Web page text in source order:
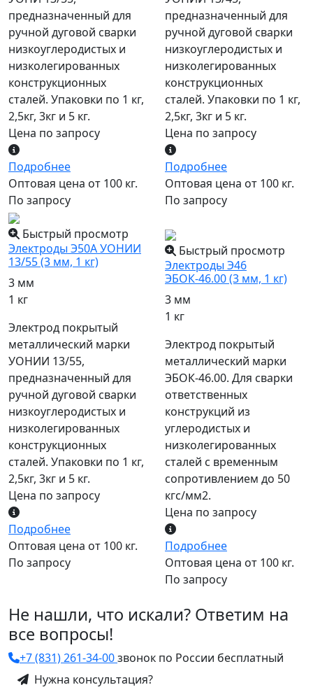
предназначенный для
ручной дуговой сварки
низкоуглеродистых и
низколегированных
конструкционных
сталей. Упаковки по 1 кг,
2,5кг, 3кг и 5 кг.
Цена по запросу
Подробнее
Оптовая цена от 100 кг.
По запросу
предназначенный для
ручной дуговой сварки
низкоуглеродистых и
низколегированных
конструкционных
сталей. Упаковки по 1 кг,
2,5кг, 3кг и 5 кг.
Цена по запросу
Подробнее
Оптовая цена от 100 кг.
По запросу
Быстрый просмотр
Электроды Э50А УОНИИ
13/55 (3 мм, 1 кг)
3 мм
1 кг
Электрод покрытый
металлический марки
УОНИИ 13/55,
предназначенный для
ручной дуговой сварки
низкоуглеродистых и
низколегированных
конструкционных
сталей. Упаковки по 1 кг,
2,5кг, 3кг и 5 кг.
Цена по запросу
Подробнее
Оптовая цена от 100 кг.
По запросу
Быстрый просмотр
Электроды Э46
ЭБОК-46.00 (3 мм, 1 кг)
3 мм
1 кг
Электрод покрытый
металлический марки
ЭБОК-46.00. Для сварки
ответственных
конструкций из
углеродистых и
низколегированных
сталей с временным
сопротивлением до 50
кгс/мм2.
Цена по запросу
Подробнее
Оптовая цена от 100 кг.
По запросу
Не нашли, что искали? Ответим на
все вопросы!
+7 (831) 261-34-00звонок по России бесплатный
Нужна консультация?